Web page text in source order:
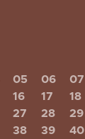
05 06 07
16 17 18
27 28 29
38 39 40